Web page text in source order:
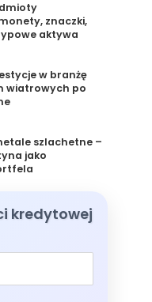
znaczki,
aktywa
w branżę
wiatrowych po
szlachetne –
jako
kredytowej